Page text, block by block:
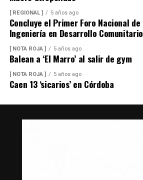
[ REGIONAL ] 5 años ago
Concluye el Primer Foro Nacional de
Ingeniería en Desarrollo Comunitario
[ NOTA ROJA ] 5 años ago
Balean a ‘El Marro’ al salir de gym
[ NOTA ROJA ] 5 años ago
Caen 13 ‘sicarios’ en Córdoba